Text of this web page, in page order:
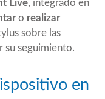
Live, integrado en
o realizar
sobre las
su seguimiento.
en